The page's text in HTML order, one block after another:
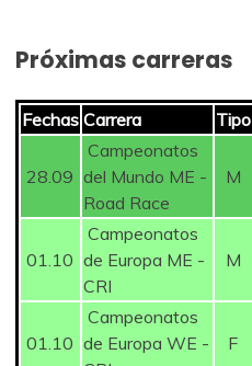
Próximas carreras
Fechas Carrera Tipo
28.09
Campeonatos
del Mundo ME -
Road Race
M
01.10
Campeonatos
de Europa ME -
CRI
M
01.10
Campeonatos
de Europa WE -
F